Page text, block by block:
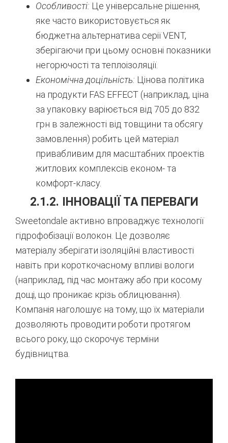
Особливості: Це універсальне рішення,
яке часто використовується як
бюджетна альтернатива серії VENT,
зберігаючи при цьому основні показники
негорючості та теплоізоляції.
Економічна доцільність: Цінова політика
на продукти FAS EFFECT (наприклад, ціна
за упаковку варіюється від 705 до 832
грн в залежності від товщини та обсягу
замовлення) робить цей матеріал
привабливим для масштабних проектів
житлових комплексів економ- та
комфорт-класу.
2.1.2. ІННОВАЦІЇ ТА ПЕРЕВАГИ
Sweetondale активно впроваджує технології
гідрофобізації волокон. Це дозволяє
матеріалу зберігати ізоляційні властивості
навіть при короткочасному впливі вологи
(наприклад, під час монтажу або при косому
дощі, що проникає крізь облицювання).
Компанія наголошує на тому, що їх матеріали
дозволяють проводити роботи протягом
всього року, що скорочує терміни
будівництва.